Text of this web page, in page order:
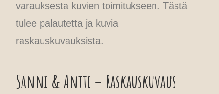
varauksesta kuvien toimitukseen. Tästä
tulee palautetta ja kuvia
raskauskuvauksista.
Sanni & Antti – Raskauskuvaus